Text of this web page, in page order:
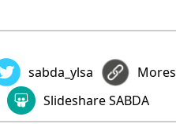
sabda_ylsa
Mores
Slideshare SABDA